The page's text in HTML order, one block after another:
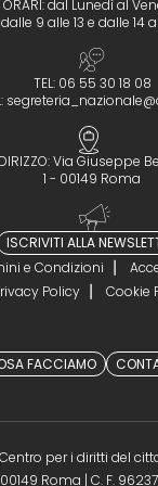
ORARI: dal Lunedì al
dalle 9 alle 13 e dalle 14
TEL: 06 55 30 18 08
Via Giuseppe
1 - 00149 Roma
ISCRIVITI ALLA
e Condizioni
Policy
Cookie
FACCIAMO
per i diritti del
Roma | C. F.